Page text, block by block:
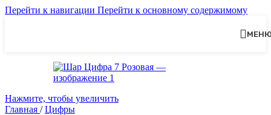
Перейти к навигации Перейти к основному содержимому
Нажмите, чтобы увеличить
Главная / Цифры